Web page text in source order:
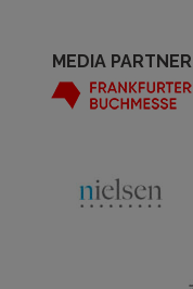
MEDIA PARTNER